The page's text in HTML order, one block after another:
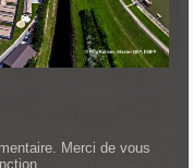
Merci de vous